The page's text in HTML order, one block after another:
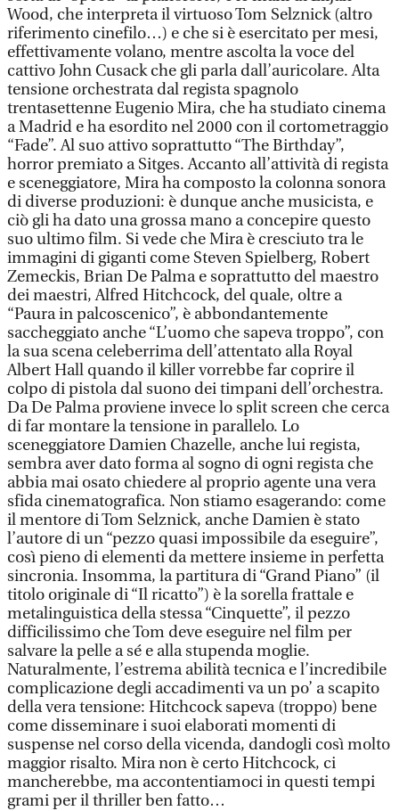
Wood, che interpreta il virtuoso Tom Selznick (altro
riferimento cinefilo…) e che si è esercitato per mesi,
effettivamente volano, mentre ascolta la voce del
cattivo John Cusack che gli parla dall’auricolare. Alta
tensione orchestrata dal regista spagnolo
trentasettenne Eugenio Mira, che ha studiato cinema
a Madrid e ha esordito nel 2000 con il cortometraggio
“Fade”. Al suo attivo soprattutto “The Birthday”,
horror premiato a Sitges. Accanto all’attività di regista
e sceneggiatore, Mira ha composto la colonna sonora
di diverse produzioni: è dunque anche musicista, e
ciò gli ha dato una grossa mano a concepire questo
suo ultimo film. Si vede che Mira è cresciuto tra le
immagini di giganti come Steven Spielberg, Robert
Zemeckis, Brian De Palma e soprattutto del maestro
dei maestri, Alfred Hitchcock, del quale, oltre a
“Paura in palcoscenico”, è abbondantemente
saccheggiato anche “L’uomo che sapeva troppo”, con
la sua scena celeberrima dell’attentato alla Royal
Albert Hall quando il killer vorrebbe far coprire il
colpo di pistola dal suono dei timpani dell’orchestra.
Da De Palma proviene invece lo split screen che cerca
di far montare la tensione in parallelo. Lo
sceneggiatore Damien Chazelle, anche lui regista,
sembra aver dato forma al sogno di ogni regista che
abbia mai osato chiedere al proprio agente una vera
sfida cinematografica. Non stiamo esagerando: come
il mentore di Tom Selznick, anche Damien è stato
l’autore di un “pezzo quasi impossibile da eseguire”,
così pieno di elementi da mettere insieme in perfetta
sincronia. Insomma, la partitura di “Grand Piano” (il
titolo originale di “Il ricatto”) è la sorella frattale e
metalinguistica della stessa “Cinquette”, il pezzo
difficilissimo che Tom deve eseguire nel film per
salvare la pelle a sé e alla stupenda moglie.
Naturalmente, l’estrema abilità tecnica e l’incredibile
complicazione degli accadimenti va un po’ a scapito
della vera tensione: Hitchcock sapeva (troppo) bene
come disseminare i suoi elaborati momenti di
suspense nel corso della vicenda, dandogli così molto
maggior risalto. Mira non è certo Hitchcock, ci
mancherebbe, ma accontentiamoci in questi tempi
grami per il thriller ben fatto…